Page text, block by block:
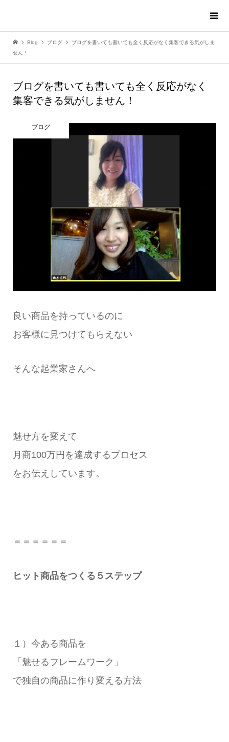
Blog ブログ
ブログを書いても書いても全く反応がなく集客できる気がしま
せん！
ブログを書いても書いても全く反応がなく
集客できる気がしません！
ブログ
良い商品を持っているのに
お客様に見つけてもらえない
そんな起業家さんへ
魅せ方を変えて
月商100万円を達成するプロセス
をお伝えしています。
＝＝＝＝＝＝
ヒット商品をつくる５ステップ
１）今ある商品を
「魅せるフレームワーク」
で独自の商品に作り変える方法